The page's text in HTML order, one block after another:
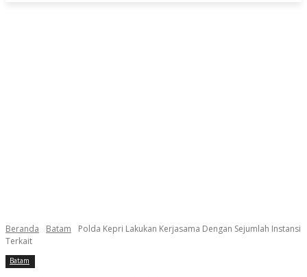
Beranda Batam
Polda Kepri Lakukan Kerjasama Dengan Sejumlah Instansi
Terkait
Batam